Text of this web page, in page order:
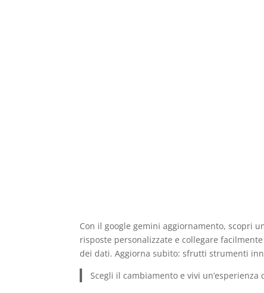
Con il google gemini aggiornamento, scopri
risposte personalizzate e collegare
dei dati. Aggiorna subito: sfrutti strumenti
Scegli il cambiamento e vivi